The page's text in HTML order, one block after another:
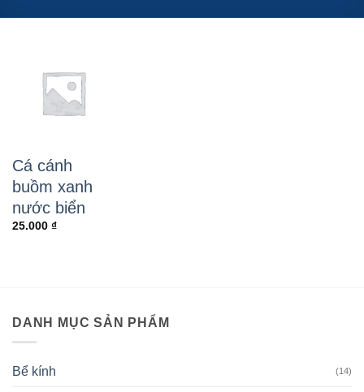
Cá cánh
buồm xanh
nước biển
25.000 ₫
DANH MỤC SẢN PHẨM
Bể kính (14)